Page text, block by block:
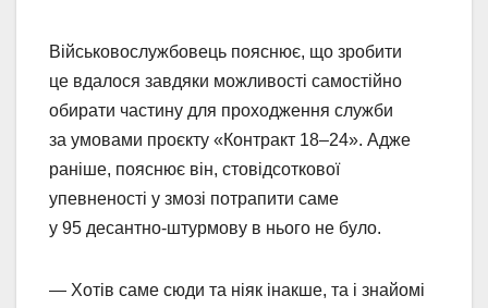
Військовослужбовець пояснює, що зробити
це вдалося завдяки можливості самостійно
обирати частину для проходження служби
за умовами проєкту «Контракт 18‒24». Адже
раніше, пояснює він, стовідсоткової
упевненості у змозі потрапити саме
у 95 десантно-штурмову в нього не було.
— Хотів саме сюди та ніяк інакше, та і знайомі